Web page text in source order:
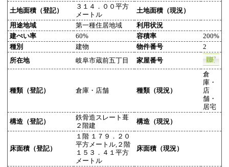
土地面積（登記）
３１４．００平方
メートル
土地面積（現況）
用途地域 第一種住居地域
利用状況
建ぺい率
60% 容積率
200%
種別
建物 物件番号
2
所在地
岐阜市蔵前五丁目 家屋番号
種類（登記） 倉庫・店舗 種類（現況）
倉
庫・
店
舗・
居宅
構造（登記）
鉄骨造スレート葺
２階建
構造（現況）
床面積（登記）
１階 １７９．２０
平方メートル,２階
１５３．４１平方
メートル
床面積（現況）